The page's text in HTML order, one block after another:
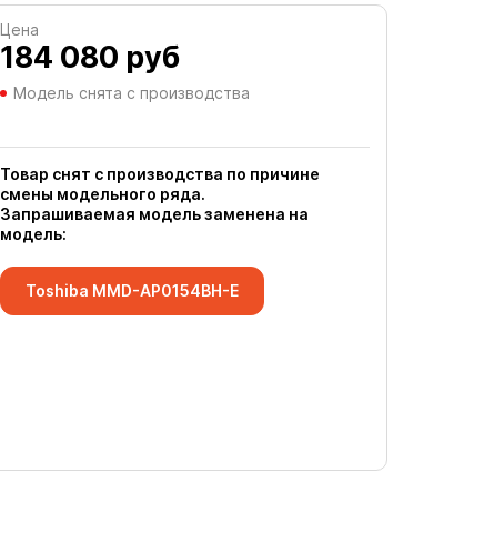
Цена
184 080 руб
Модель снята с производства
Товар снят с производства по причине
смены модельного ряда.
Запрашиваемая модель заменена на
модель:
Toshiba MMD-AP0154BH-E